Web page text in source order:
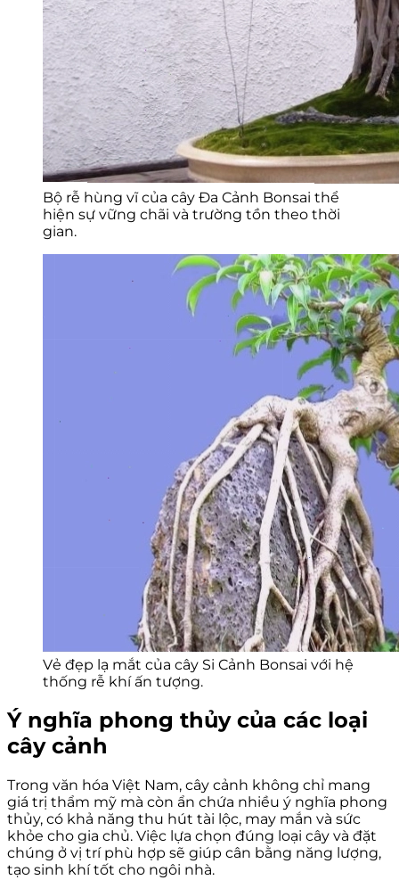
Bộ rễ hùng vĩ của cây Đa Cảnh Bonsai thể
hiện sự vững chãi và trường tồn theo thời
gian.
Vẻ đẹp lạ mắt của cây Si Cảnh Bonsai với hệ
thống rễ khí ấn tượng.
Ý nghĩa phong thủy của các loại
cây cảnh
Trong văn hóa Việt Nam, cây cảnh không chỉ mang
giá trị thẩm mỹ mà còn ẩn chứa nhiều ý nghĩa phong
thủy, có khả năng thu hút tài lộc, may mắn và sức
khỏe cho gia chủ. Việc lựa chọn đúng loại cây và đặt
chúng ở vị trí phù hợp sẽ giúp cân bằng năng lượng,
tạo sinh khí tốt cho ngôi nhà.